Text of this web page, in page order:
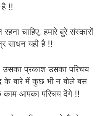
!!
चाहिए, हमारे बुरे संस्कारों
साधन यही है !!
उसका प्रकाश उसका परिचय
बारे में कुछ भी न बोले बस
काम आपका परिचय देंगे !!